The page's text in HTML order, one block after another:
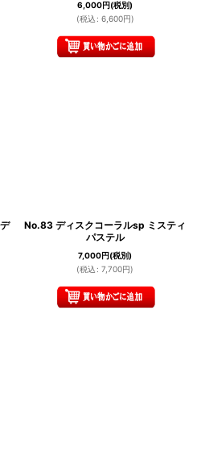
6,000円(税別)
(税込 : 6,600円)
No.83 ディスクコーラルsp ミスティ
パステル
7,000円(税別)
(税込 : 7,700円)